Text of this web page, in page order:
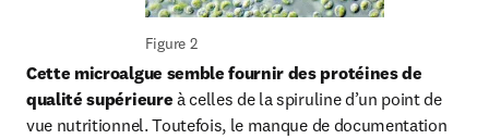
Figure 2
Cette microalgue semble fournir des protéines de
qualité supérieure à celles de la spiruline d’un point de
vue nutritionnel. Toutefois, le manque de documentation